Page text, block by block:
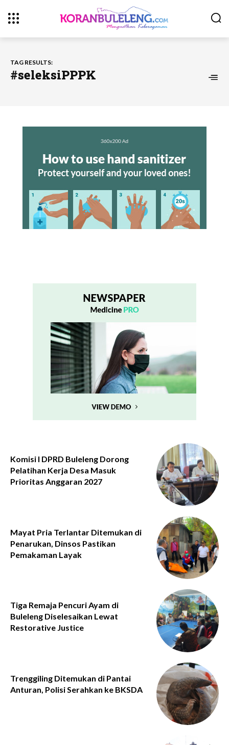
TAG RESULTS:
#seleksiPPPK
Komisi I DPRD Buleleng Dorong
Pelatihan Kerja Desa Masuk
Prioritas Anggaran 2027
Mayat Pria Terlantar Ditemukan di
Penarukan, Dinsos Pastikan
Pemakaman Layak
Tiga Remaja Pencuri Ayam di
Buleleng Diselesaikan Lewat
Restorative Justice
Trenggiling Ditemukan di Pantai
Anturan, Polisi Serahkan ke BKSDA